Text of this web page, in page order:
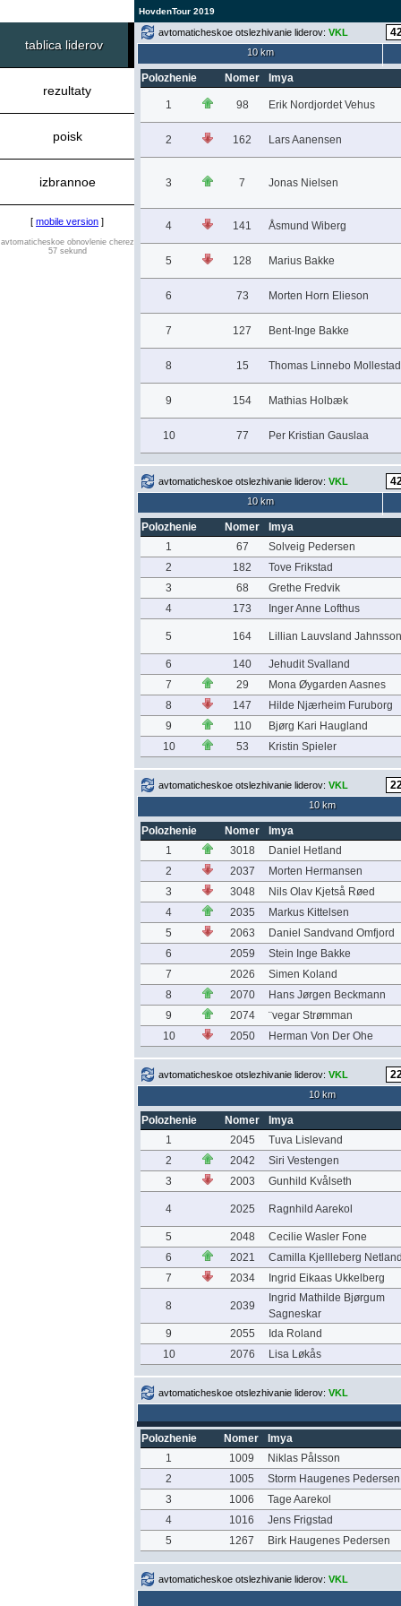
HovdenTour 2019
tablica liderov
rezultaty
poisk
izbrannoe
[ mobile version ]
avtomaticheskoe obnovlenie cherez
57 sekund
avtomaticheskoe otslezhivanie liderov: VKL
10 km
Polozhenie Nomer Imya
1 98 Erik Nordjordet Vehus
2 162 Lars Aanensen
3 7 Jonas Nielsen
4 141 Åsmund Wiberg
5 128 Marius Bakke
6 73 Morten Horn Elieson
7 127 Bent-Inge Bakke
8 15 Thomas Linnebo Mollestad
9 154 Mathias Holbæk
10 77 Per Kristian Gauslaa
avtomaticheskoe otslezhivanie liderov: VKL
10 km
Polozhenie Nomer
Imya
1
67
Solveig Pedersen
2
182
Tove Frikstad
3
68
Grethe Fredvik
4
173 Inger Anne Lofthus
5 164 Lillian Lauvsland Jahnsson
6 140
Jehudit Svalland
7
29
Mona Øygarden Aasnes
8
147
Hilde Njærheim Furuborg
9
110
Bjørg Kari Haugland
10
53 Kristin Spieler
avtomaticheskoe otslezhivanie liderov: VKL
10 km
Polozhenie Nomer
Imya
1
3018
Daniel Hetland
2
2037
Morten Hermansen
3
3048
Nils Olav Kjetså Røed
4
2035
Markus Kittelsen
5
2063
Daniel Sandvand Omfjord
6
2059
Stein Inge Bakke
7
2026
Simen Koland
8
2070
Hans Jørgen Beckmann
9
2074
¨vegar Strømman
10
2050 Herman Von Der Ohe
avtomaticheskoe otslezhivanie liderov: VKL
10 km
Polozhenie Nomer
Imya
1
2045
Tuva Lislevand
2
2042
Siri Vestengen
3
2003 Gunhild Kvålseth
4 2025 Ragnhild Aarekol
5 2048
Cecilie Wasler Fone
6
2021
Camilla Kjellleberg
7
2034 Ingrid Eikaas Ukkelberg
8 2039
Ingrid Mathilde Bjørgum
Sagneskar
9
2055
Ida Roland
10
2076 Lisa Løkås
avtomaticheskoe otslezhivanie liderov: VKL
Polozhenie Nomer
Imya
1
1009
Niklas Pålsson
2
1005
Storm Haugenes Pedersen
3
1006
Tage Aarekol
4
1016
Jens Frigstad
5
1267 Birk Haugenes Pedersen
avtomaticheskoe otslezhivanie liderov: VKL